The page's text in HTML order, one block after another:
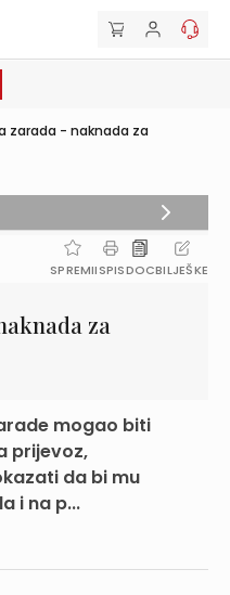
zarada - naknada za
SPREMIISPISDOCBILJEŠKE
za
mogao biti
prijevoz,
da bi mu
i na p...